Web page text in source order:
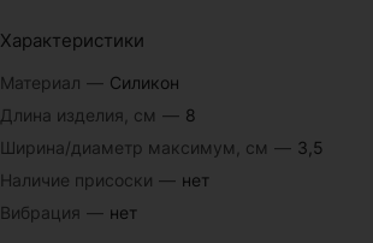
Характеристики
Материал — Силикон
Длина изделия, см — 8
Ширина/диаметр максимум, см — 3,5
Наличие присоски — нет
Вибрация — нет